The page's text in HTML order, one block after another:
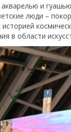
и
люди –
в области